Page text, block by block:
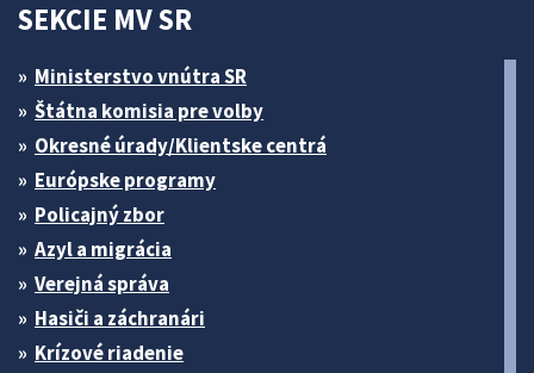
SEKCIE MV SR
Ministerstvo vnútra SR
Štátna komisia pre volby
Okresné úrady/Klientske centrá
Európske programy
Policajný zbor
Azyl a migrácia
Verejná správa
Hasiči a záchranári
Krízové riadenie